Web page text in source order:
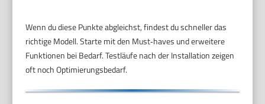
Wenn du diese Punkte abgleichst, findest du schneller das
richtige Modell. Starte mit den Must‑haves und erweitere
Funktionen bei Bedarf. Testläufe nach der Installation zeigen
oft noch Optimierungsbedarf.